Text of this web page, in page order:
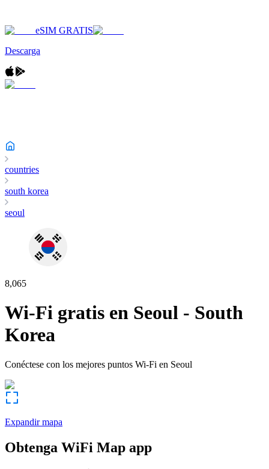
eSIM GRATIS
Descarga
countries
south korea
seoul
8,065
Wi-Fi gratis en Seoul - South
Korea
Conéctese con los mejores puntos Wi-Fi en Seoul
Expandir mapa
Obtenga WiFi Map app